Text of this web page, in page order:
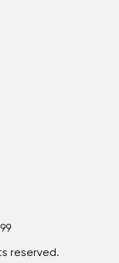
reserved.